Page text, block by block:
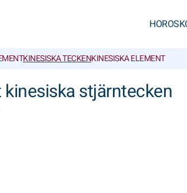
KINESISKA TECKENKINESISKA ELEMENT
kinesiska stjärntecken